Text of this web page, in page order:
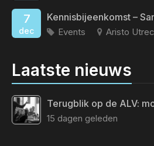
7
dec Events Aristo
Laatste nieuws
15 dagen geleden